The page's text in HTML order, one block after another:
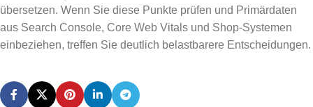
übersetzen. Wenn Sie diese Punkte prüfen und Primärdaten
aus Search Console, Core Web Vitals und Shop-Systemen
einbeziehen, treffen Sie deutlich belastbarere Entscheidungen.